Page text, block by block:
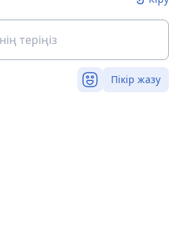
Пікір жазу